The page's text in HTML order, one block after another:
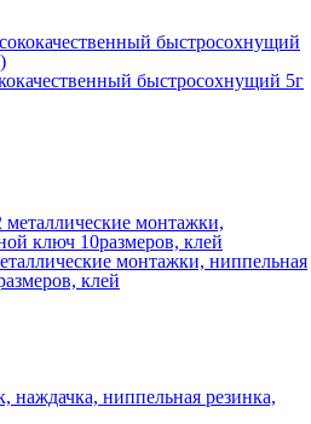
быстросохнущий 5г
монтажки, ниппельная
клей